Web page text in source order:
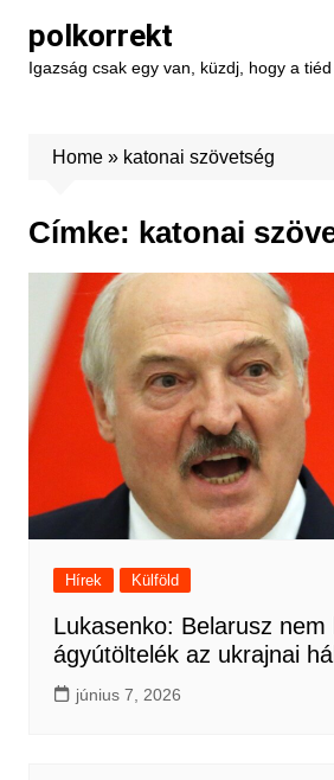
content
polkorrekt
Igazság csak egy van, küzdj, hogy a
Home» katonai szövetség
Címke: katonai
Hírek Külföld
Lukasenko: Belarusz nem
ágyútöltelék az ukrajnai
június 7, 2026